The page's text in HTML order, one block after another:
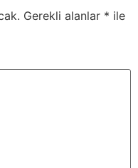
Gerekli alanlar * ile